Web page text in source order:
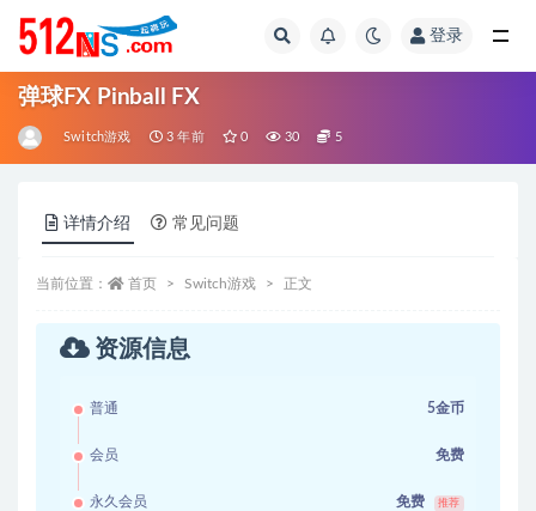
登录
弹球FX Pinball FX
Switch游戏 3 年前 0 30 5
详情介绍 常见问题
当前位置： 首页 Switch游戏 正文
资源信息
普通 5金币
会员 免费
永久会员 免费 推荐